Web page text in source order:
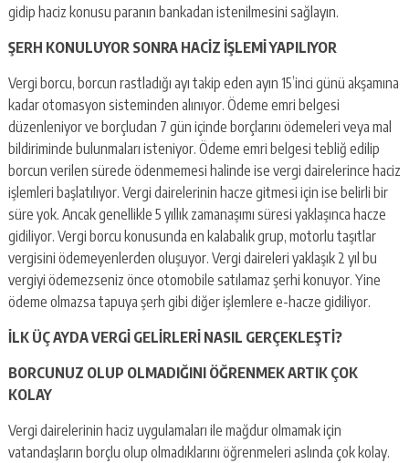
gidip haciz konusu paranın bankadan istenilmesini sağlayın.
ŞERH KONULUYOR SONRA HACİZ İŞLEMİ YAPILIYOR
Vergi borcu, borcun rastladığı ayı takip eden ayın 15’inci günü akşamına
kadar otomasyon sisteminden alınıyor. Ödeme emri belgesi
düzenleniyor ve borçludan 7 gün içinde borçlarını ödemeleri veya mal
bildiriminde bulunmaları isteniyor. Ödeme emri belgesi tebliğ edilip
borcun verilen sürede ödenmemesi halinde ise vergi dairelerince haciz
işlemleri başlatılıyor. Vergi dairelerinin hacze gitmesi için ise belirli bir
süre yok. Ancak genellikle 5 yıllık zamanaşımı süresi yaklaşınca hacze
gidiliyor. Vergi borcu konusunda en kalabalık grup, motorlu taşıtlar
vergisini ödemeyenlerden oluşuyor. Vergi daireleri yaklaşık 2 yıl bu
vergiyi ödemezseniz önce otomobile satılamaz şerhi konuyor. Yine
ödeme olmazsa tapuya şerh gibi diğer işlemlere e-hacze gidiliyor.
İLK ÜÇ AYDA VERGİ GELİRLERİ NASIL GERÇEKLEŞTİ?
BORCUNUZ OLUP OLMADIĞINI ÖĞRENMEK ARTIK ÇOK
KOLAY
Vergi dairelerinin haciz uygulamaları ile mağdur olmamak için
vatandaşların borçlu olup olmadıklarını öğrenmeleri aslında çok kolay.